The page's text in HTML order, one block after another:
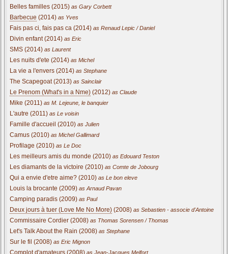
Belles familles (2015) as Gary Corbett
Barbecue (2014) as Yves
Fais pas ci, fais pas ca (2014) as Renaud Lepic / Daniel
Divin enfant (2014) as Eric
SMS (2014) as Laurent
Les nuits d'ete (2014) as Michel
La vie a l'envers (2014) as Stephane
The Scapegoat (2013) as Sainclair
Le Prenom (What's in a Nme) (2012) as Claude
Mike (2011) as M. Lejeune, le banquier
L'autre (2011) as Le voisin
Famille d'accueil (2010) as Julien
Camus (2010) as Michel Gallimard
Profilage (2010) as Le Doc
Les meilleurs amis du monde (2010) as Edouard Teston
Les diamants de la victoire (2010) as Comte de Jobourg
Qui a envie d'etre aime? (2010) as Le bon eleve
Louis la brocante (2009) as Arnaud Pavan
Camping paradis (2009) as Paul
Deux jours à tuer (Love Me No More) (2008) as Sebastien - associe d'Antoine
Commissaire Cordier (2008) as Thomas Sorensen / Thomas
Let's Talk About the Rain (2008) as Stephane
Sur le fil (2008) as Eric Mignon
Complot d'amateurs (2008) as Jean-Jacques Melfort